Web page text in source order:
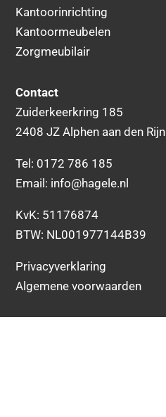
Kantoorinrichting
Kantoormeubelen
Zorgmeubilair
Contact
Zuiderkeerkring 185
2408 JZ Alphen aan den Rijn
Tel: 0172 786 185
Email: info@hagele.nl
KvK: 51176874
BTW: NL001977144B39
Privacyverklaring
Algemene voorwaarden